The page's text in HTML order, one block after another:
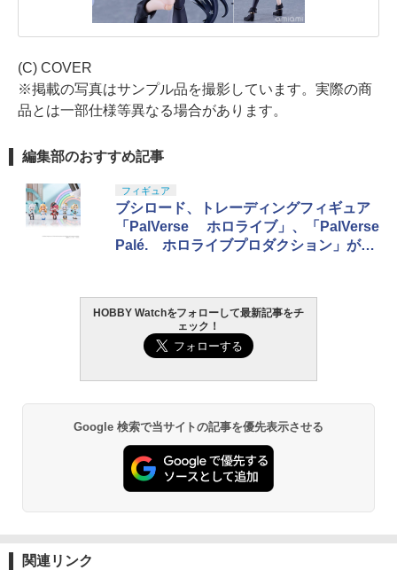
(C) COVER
※掲載の写真はサンプル品を撮影しています。実際の商
品とは一部仕様等異なる場合があります。
編集部のおすすめ記事
フィギュア
ブシロード、トレーディングフィギュア
「PalVerse ホロライブ」、「PalVerse
Palé. ホロライブプロダクション」が9
HOBBY Watchをフォローして最新記事をチ
ェック！
Google 検索で当サイトの記事を優先表示させる
関連リンク